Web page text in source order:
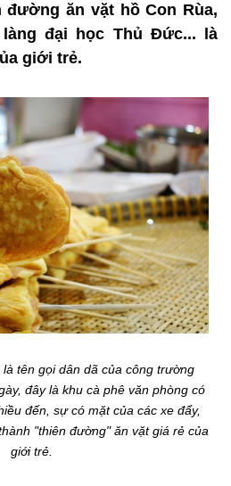
ăn vặt hồ Con Rùa,
đại học Thủ Đức... là
giới trẻ.
tên gọi dân dã của công trường
đây là khu cà phê văn phòng có
đến, sự có mặt của các xe đẩy,
"thiên đường" ăn vặt giá rẻ của
giới trẻ.